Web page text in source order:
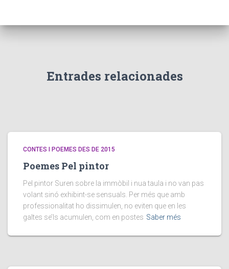
Entrades relacionades
CONTES I POEMES DES DE 2015
Poemes Pel pintor
Pel pintor Suren sobre la immòbil i nua taula i no van pas
volant sinó exhibint-se sensuals. Per més que amb
professionalitat ho dissimulen, no eviten que en les
galtes se’ls acumulen, com en postes Saber més